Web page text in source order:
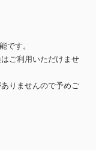
です。
ご利用いただけませ
りませんので予めご